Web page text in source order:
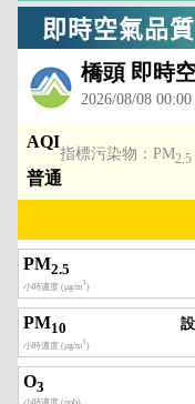
即時空氣品質